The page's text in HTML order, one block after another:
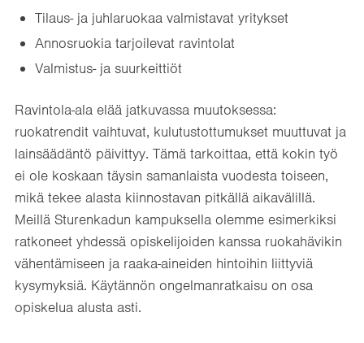
Tilaus- ja juhlaruokaa valmistavat yritykset
Annosruokia tarjoilevat ravintolat
Valmistus- ja suurkeittiöt
Ravintola-ala elää jatkuvassa muutoksessa:
ruokatrendit vaihtuvat, kulutustottumukset muuttuvat ja
lainsäädäntö päivittyy. Tämä tarkoittaa, että kokin työ
ei ole koskaan täysin samanlaista vuodesta toiseen,
mikä tekee alasta kiinnostavan pitkällä aikavälillä.
Meillä Sturenkadun kampuksella olemme esimerkiksi
ratkoneet yhdessä opiskelijoiden kanssa ruokahävikin
vähentämiseen ja raaka-aineiden hintoihin liittyviä
kysymyksiä. Käytännön ongelmanratkaisu on osa
opiskelua alusta asti.